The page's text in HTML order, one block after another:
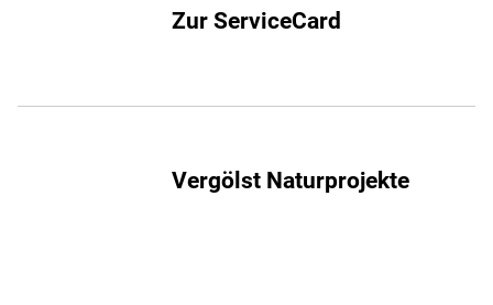
Zur ServiceCard
Vergölst Naturprojekte